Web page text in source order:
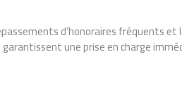
d’honoraires fréquents et
une prise en charge